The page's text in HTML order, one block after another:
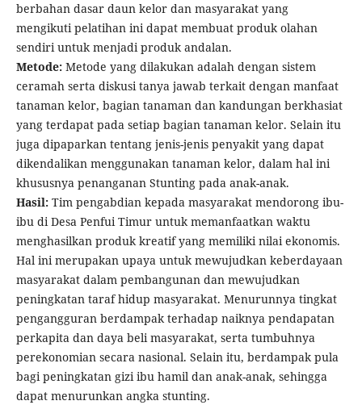
berbahan dasar daun kelor dan masyarakat yang
mengikuti pelatihan ini dapat membuat produk olahan
sendiri untuk menjadi produk andalan.
Metode:Metode yang dilakukan adalah dengan sistem
ceramah serta diskusi tanya jawab terkait dengan manfaat
tanaman kelor, bagian tanaman dan kandungan berkhasiat
yang terdapat pada setiap bagian tanaman kelor. Selain itu
juga dipaparkan tentang jenis-jenis penyakit yang dapat
dikendalikan menggunakan tanaman kelor, dalam hal ini
khususnya penanganan Stunting pada anak-anak.
Hasil:Tim pengabdian kepada masyarakat mendorong ibu-
ibu di Desa Penfui Timur untuk memanfaatkan waktu
menghasilkan produk kreatif yang memiliki nilai ekonomis.
Hal ini merupakan upaya untuk mewujudkan keberdayaan
masyarakat dalam pembangunan dan mewujudkan
peningkatan taraf hidup masyarakat. Menurunnya tingkat
pengangguran berdampak terhadap naiknya pendapatan
perkapita dan daya beli masyarakat, serta tumbuhnya
perekonomian secara nasional. Selain itu, berdampak pula
bagi peningkatan gizi ibu hamil dan anak-anak, sehingga
dapat menurunkan angka stunting.